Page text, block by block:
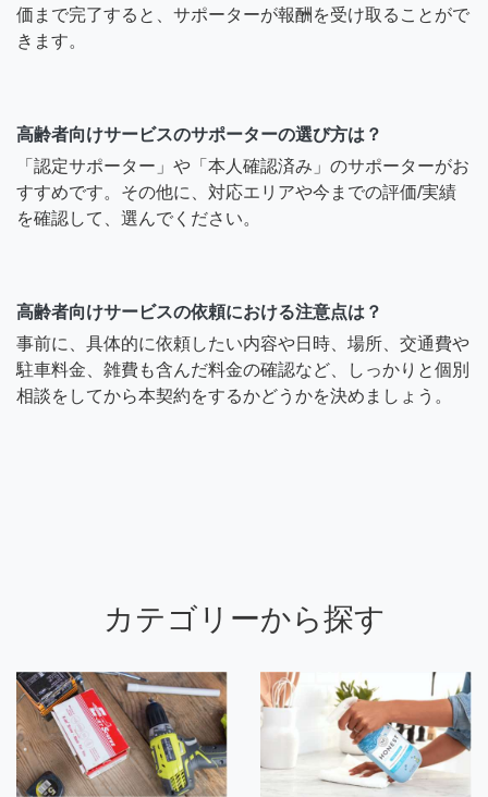
価まで完了すると、サポーターが報酬を受け取ることがで
きます。
高齢者向けサービスのサポーターの選び方は？
「認定サポーター」や「本人確認済み」のサポーターがお
すすめです。その他に、対応エリアや今までの評価/実績
を確認して、選んでください。
高齢者向けサービスの依頼における注意点は？
事前に、具体的に依頼したい内容や日時、場所、交通費や
駐車料金、雑費も含んだ料金の確認など、しっかりと個別
相談をしてから本契約をするかどうかを決めましょう。
カテゴリーから探す